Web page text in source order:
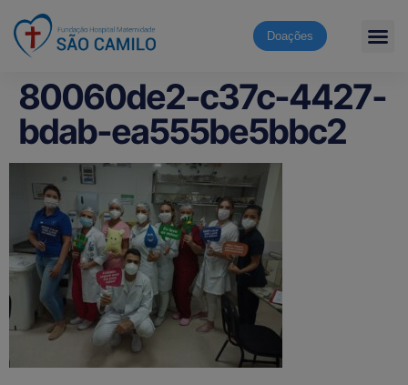
Doações
80060de2-c37c-4427-
bdab-ea555be5bbc2